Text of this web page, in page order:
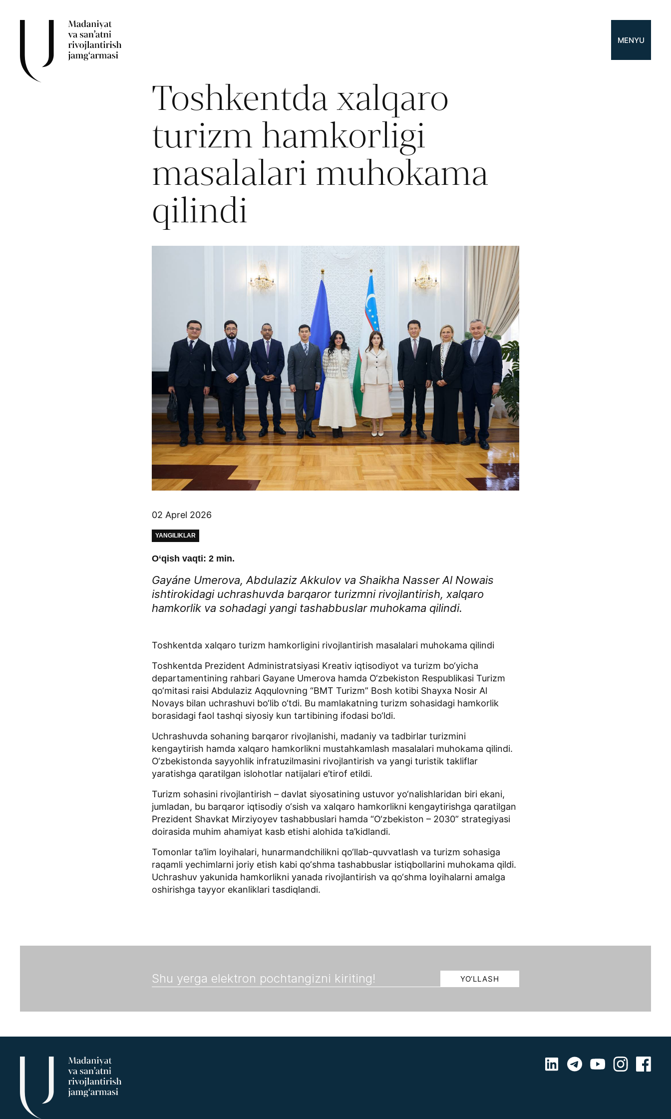
MENYU
Toshkentda xalqaro
turizm hamkorligi
masalalari muhokama
qilindi
02 Aprel 2026
YANGILIKLAR
O‘qish vaqti: 2 min.
Gayáne Umerova, Abdulaziz Akkulov va Shaikha Nasser Al Nowais
ishtirokidagi uchrashuvda barqaror turizmni rivojlantirish, xalqaro
hamkorlik va sohadagi yangi tashabbuslar muhokama qilindi.
Toshkentda xalqaro turizm hamkorligini rivojlantirish masalalari muhokama qilindi
Toshkentda Prezident Administratsiyasi Kreativ iqtisodiyot va turizm bo‘yicha
departamentining rahbari Gayane Umerova hamda O‘zbekiston Respublikasi Turizm
qo‘mitasi raisi Abdulaziz Aqqulovning “BMT Turizm” Bosh kotibi Shayxa Nosir Al
Novays bilan uchrashuvi bo‘lib o‘tdi. Bu mamlakatning turizm sohasidagi hamkorlik
borasidagi faol tashqi siyosiy kun tartibining ifodasi bo‘ldi.
Uchrashuvda sohaning barqaror rivojlanishi, madaniy va tadbirlar turizmini
kengaytirish hamda xalqaro hamkorlikni mustahkamlash masalalari muhokama qilindi.
O‘zbekistonda sayyohlik infratuzilmasini rivojlantirish va yangi turistik takliflar
yaratishga qaratilgan islohotlar natijalari e’tirof etildi.
Turizm sohasini rivojlantirish – davlat siyosatining ustuvor yo‘nalishlaridan biri ekani,
jumladan, bu barqaror iqtisodiy o‘sish va xalqaro hamkorlikni kengaytirishga qaratilgan
Prezident Shavkat Mirziyoyev tashabbuslari hamda “O‘zbekiston – 2030” strategiyasi
doirasida muhim ahamiyat kasb etishi alohida ta’kidlandi.
Tomonlar ta’lim loyihalari, hunarmandchilikni qo‘llab-quvvatlash va turizm sohasiga
raqamli yechimlarni joriy etish kabi qo‘shma tashabbuslar istiqbollarini muhokama qildi.
Uchrashuv yakunida hamkorlikni yanada rivojlantirish va qo‘shma loyihalarni amalga
oshirishga tayyor ekanliklari tasdiqlandi.